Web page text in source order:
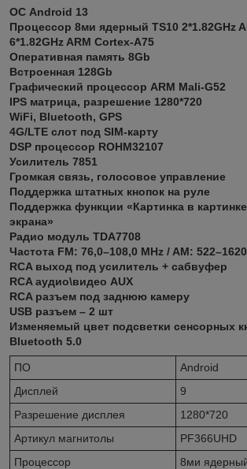
ОС Android 13
Процессор 8ми ядерный TS10 2*1.82GHz
6*1.82GHz ARM Cortex-A75
Оперативная память 8Gb
Встроенная 128Gb
Графический процессор ARM Mali-G52
IPS матрица, разрешение 1280*720
WiFi, Bluetooth, GPS
4G/LTE слот под SIM-карту
DSP процессор ROHM32107
Усилитель 7851
Громкая связь, голосовое управление
Поддержка штатных кнопок на руле
Поддержка функции «Картинка в
экрана»
Радио модуль TDA7708
Частота FM: 76,0–108,0 MHz / AM:
RCA выход под усилитель + сабвуфер
RCA аудио\видео AUX
RCA разъем под заднюю камеру
USB разъем – 2 шт
Изменяемый цвет подсветки сенсорных
Bluetooth 5.0
ПО
Android
Дисплей
9
Разрешение дисплея
1280*720
Артикул магнитолы
PF366UHD
Процессор
8ми